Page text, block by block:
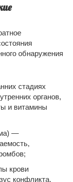
обнаружения
стадиях
органов,
и витамины
—
крови
конфликта.